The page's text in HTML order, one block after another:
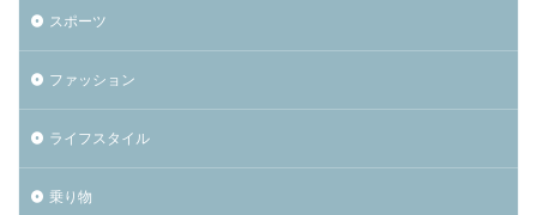
スポーツ
ファッション
ライフスタイル
乗り物